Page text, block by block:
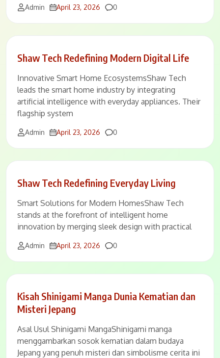
Admin April 23, 2026 Comments
0
Shaw Tech Redefining Modern Digital Life
Innovative Smart Home EcosystemsShaw Tech
leads the smart home industry by integrating
artificial intelligence with everyday appliances. Their
flagship system
Admin April 23, 2026 Comments
0
Shaw Tech Redefining Everyday Living
Smart Solutions for Modern HomesShaw Tech
stands at the forefront of intelligent home
innovation by merging sleek design with practical
Admin April 23, 2026 Comments
0
Kisah Shinigami Manga Dunia Kematian dan
Misteri Jepang
Asal Usul Shinigami MangaShinigami manga
menggambarkan sosok kematian dalam budaya
Jepang yang penuh misteri dan simbolisme cerita ini